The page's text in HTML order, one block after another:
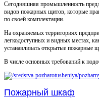
Сегодняшняя промышленность
видов пожарных щитов, которые
по своей комплектации.
На охраняемых территориях
легкодоступных и видных местах,
устанавливать открытые пожарные
В числе основных требований к
Пожарный шкаф